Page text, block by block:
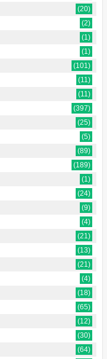
(20)
(2)
(1)
(1)
(101)
(11)
(11)
(397)
(25)
(5)
(89)
(189)
(1)
(24)
(9)
(4)
(21)
(13)
(21)
(4)
(18)
(65)
(12)
(30)
(64)